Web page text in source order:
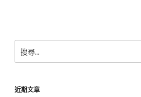
尋
字:
近期文章